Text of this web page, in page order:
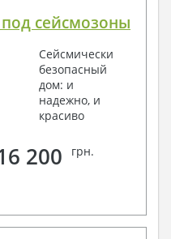
сейсмозоны
Сейсмически
безопасный
дом: и
надежно, и
красиво
200 грн.